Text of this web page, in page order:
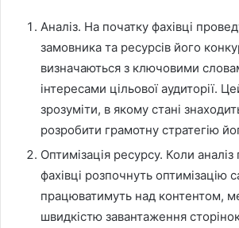
Аналіз. На початку фахівці
замовника та ресурсів його
визначаються з ключовими
інтересами цільової аудиторії.
зрозуміти, в якому стані
розробити грамотну стратегію
Оптимізація ресурсу. Коли аналіз
фахівці розпочнуть оптимізацію
працюватимуть над контентом,
швидкістю завантаження